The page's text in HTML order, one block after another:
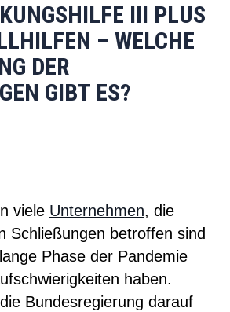
III PLUS
– WELCHE
DER
GIBT ES?
viele Unternehmen, die
Schließungen betroffen sind
Phase der Pandemie
haben.
Bundesregierung darauf